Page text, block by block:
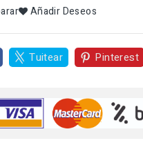
Añadir Deseos
Tuitear Pinterest